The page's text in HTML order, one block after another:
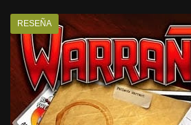
RESEÑA